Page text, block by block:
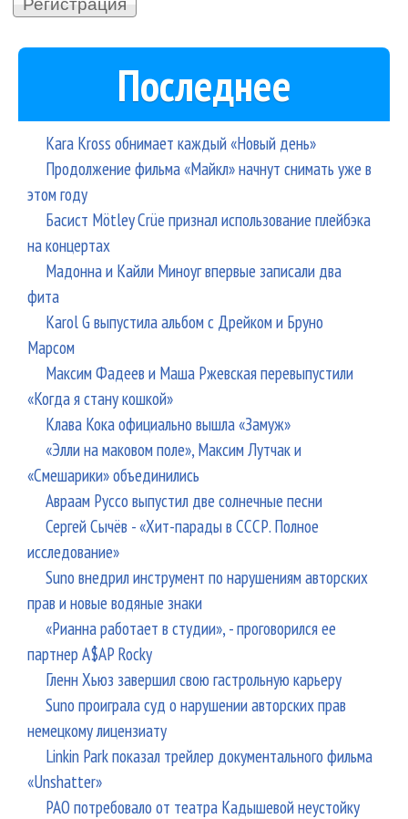
Последнее
Kara Kross обнимает каждый «Новый день»
Продолжение фильма «Майкл» начнут снимать уже в
этом году
Басист Mötley Crüe признал использование плейбэка
на концертах
Мадонна и Кайли Миноуг впервые записали два
фита
Karol G выпустила альбом с Дрейком и Бруно
Марсом
Максим Фадеев и Маша Ржевская перевыпустили
«Когда я стану кошкой»
Клава Кока официально вышла «Замуж»
«Элли на маковом поле», Максим Лутчак и
«Смешарики» объединились
Авраам Руссо выпустил две солнечные песни
Сергей Сычёв - «Хит-парады в СССР. Полное
исследование»
Suno внедрил инструмент по нарушениям авторских
прав и новые водяные знаки
«Рианна работает в студии», - проговорился ее
партнер A$AP Rocky
Гленн Хьюз завершил свою гастрольную карьеру
Suno проиграла суд о нарушении авторских прав
немецкому лицензиату
Linkin Park показал трейлер документального фильма
«Unshatter»
РАО потребовало от театра Кадышевой неустойку